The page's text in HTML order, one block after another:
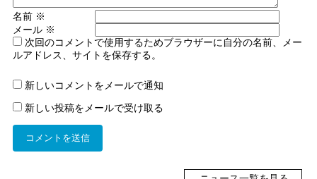
名前 ※
メール ※
次回のコメントで使用するためブラウザーに自分の名前、メー
ルアドレス、サイトを保存する。
新しいコメントをメールで通知
新しい投稿をメールで受け取る